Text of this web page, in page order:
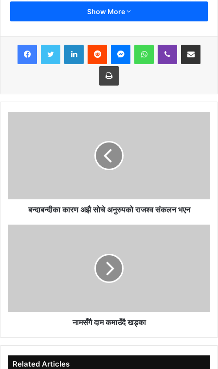
सेवा,स्वास्थ्य,सरसफाई र बिपद् व्यवस्थापन सेवासंग संम्बन्धित कार्य,सरकारी
कार्यालय र सार्वजनिक निकायका नियमित कार्यहरु संञ्चालन गरिने छ ।
राष्ट्रिय राजमार्गमा संञ्चालन हुने सवारी साधान,स्वास्थ्य सुरक्षाको मापदण्ड अपनाई
सामाजिक दुरी कायम गरी औषधी, खाद्य, फलफूल ,तरकारी र दुग्धजन्य, एम्बुलेन्स,
शवबाहन, खाद्य ढुवानी, कुखुराका चल्ला, माछा मासु, तरकारी, इन्धनबोको सवारी
साधान, कुटनीतिक नियोग, झण्डावाला सवारी, सरकारी नंम्बर प्लेट,संञ्चारकर्मीको
संञ्चालन गर्न पाइने छ ।
संघसंस्थाले संञ्चालन गर्ने कोभिड– १९ नियन्त्रण एवं स्वास्थ्य सुरक्षा बाहेक अन्य
कार्यहरु,उद्योग कलकारखाना र अन्य व्यवसायहरु भने संञ्चालन गर्न निषेध गरेको
निषेधाज्ञा तथा बन्दाबन्दी हटिसकेको छ । निषेधाज्ञा हटाइएपनि नेपाल सरकारले
निषेधाज्ञा गरेको बाहेक संञ्चालन गरिएको प्रशासन कार्यालयले जनाएको छ ।
व्यासनगरपालिकामा बिहान ७ बजे देखि बेलुका ७ बजेसम्म र बन्दिपुर गाउँपालिकामा
Show More
Print
बन्दाबन्दीका कारण अझै सोचे अनुरुपको राजश्व संकलन भएन
नामसँगै दाम कमाउँदै खड्का
Related Articles